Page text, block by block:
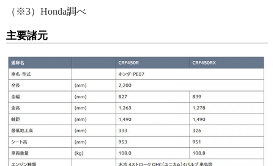
（※3）Honda調べ
主要諸元